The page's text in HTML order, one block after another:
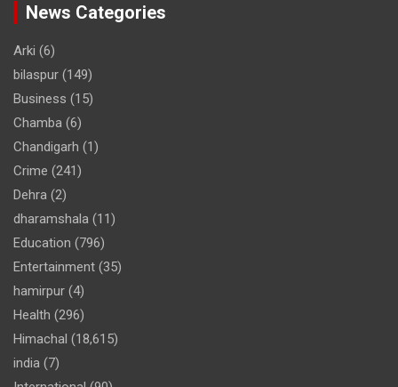
News Categories
Arki (6)
bilaspur (149)
Business (15)
Chamba (6)
Chandigarh (1)
Crime (241)
Dehra (2)
dharamshala (11)
Education (796)
Entertainment (35)
hamirpur (4)
Health (296)
Himachal (18,615)
india (7)